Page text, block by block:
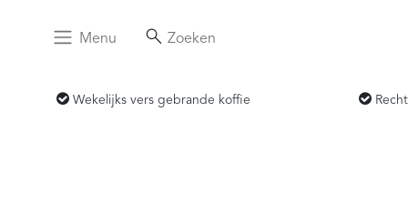
Menu Zoeken
Wekelijks vers gebrande koffie